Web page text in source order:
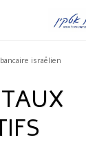
israélien